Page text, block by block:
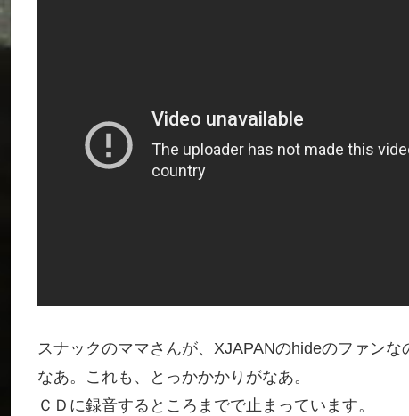
スナックのママさんが、XJAPANのhideのファン
なあ。これも、とっかかかりがなあ。
ＣＤに録音するところまでで止まっています。